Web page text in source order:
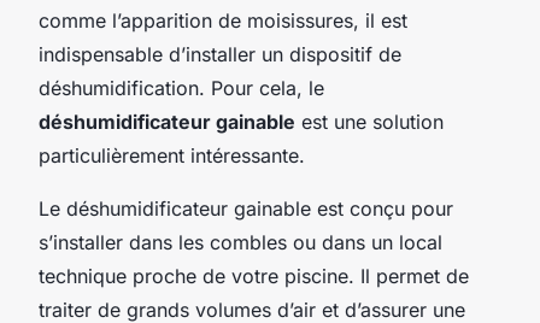
comme l’apparition de moisissures, il est
indispensable d’installer un dispositif de
déshumidification. Pour cela, le
déshumidificateur gainable est une solution
particulièrement intéressante.
Le déshumidificateur gainable est conçu pour
s’installer dans les combles ou dans un local
technique proche de votre piscine. Il permet de
traiter de grands volumes d’air et d’assurer une